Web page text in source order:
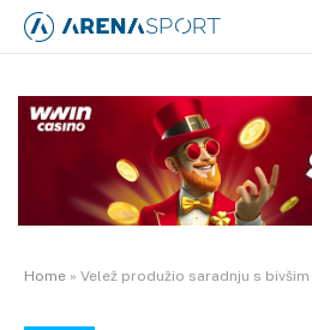
Home » Velež produžio saradnju s